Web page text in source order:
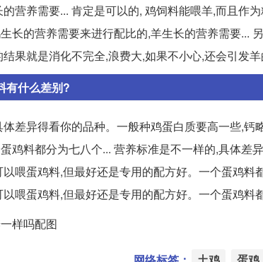
营养需要... 肯定是可以的, 鸡饲料能喂羊,而且作
长的营养需要来进行配比的,羊生长的营养需要...
果就是消化不完全,浪费大,如果不小心,还会引发
有什么差别?
差异得看你的品种。一般种鸡蛋白质要高一些,
鸡料都分为七八个... 营养标准是不一样的,具体差
喂蛋鸡料,但最好还是专用的配方好。一个蛋鸡
喂蛋鸡料,但最好还是专用的配方好。一个蛋鸡料